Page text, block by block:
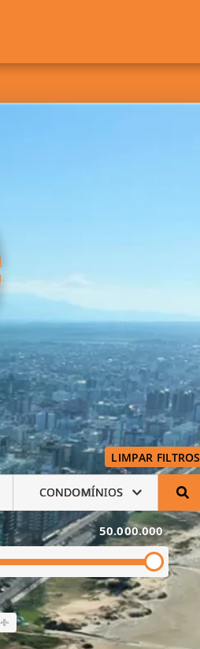
LIMPAR FILTROS
CONDOMÍNIOS
50.000.000
+